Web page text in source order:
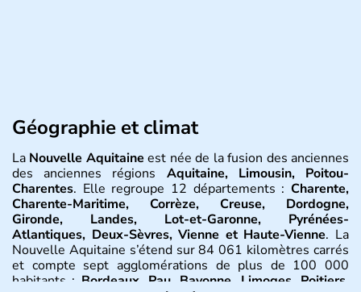
Géographie et climat
La Nouvelle Aquitaine est née de la fusion des anciennes
des anciennes régions Aquitaine, Limousin, Poitou-
Charentes. Elle regroupe 12 départements : Charente,
Charente-Maritime, Corrèze, Creuse, Dordogne,
Gironde, Landes, Lot-et-Garonne, Pyrénées-
Atlantiques, Deux-Sèvres, Vienne et Haute-Vienne. La
Nouvelle Aquitaine s’étend sur 84 061 kilomètres carrés
et compte sept agglomérations de plus de 100 000
habitants : Bordeaux, Pau, Bayonne, Limoges, Poitiers,